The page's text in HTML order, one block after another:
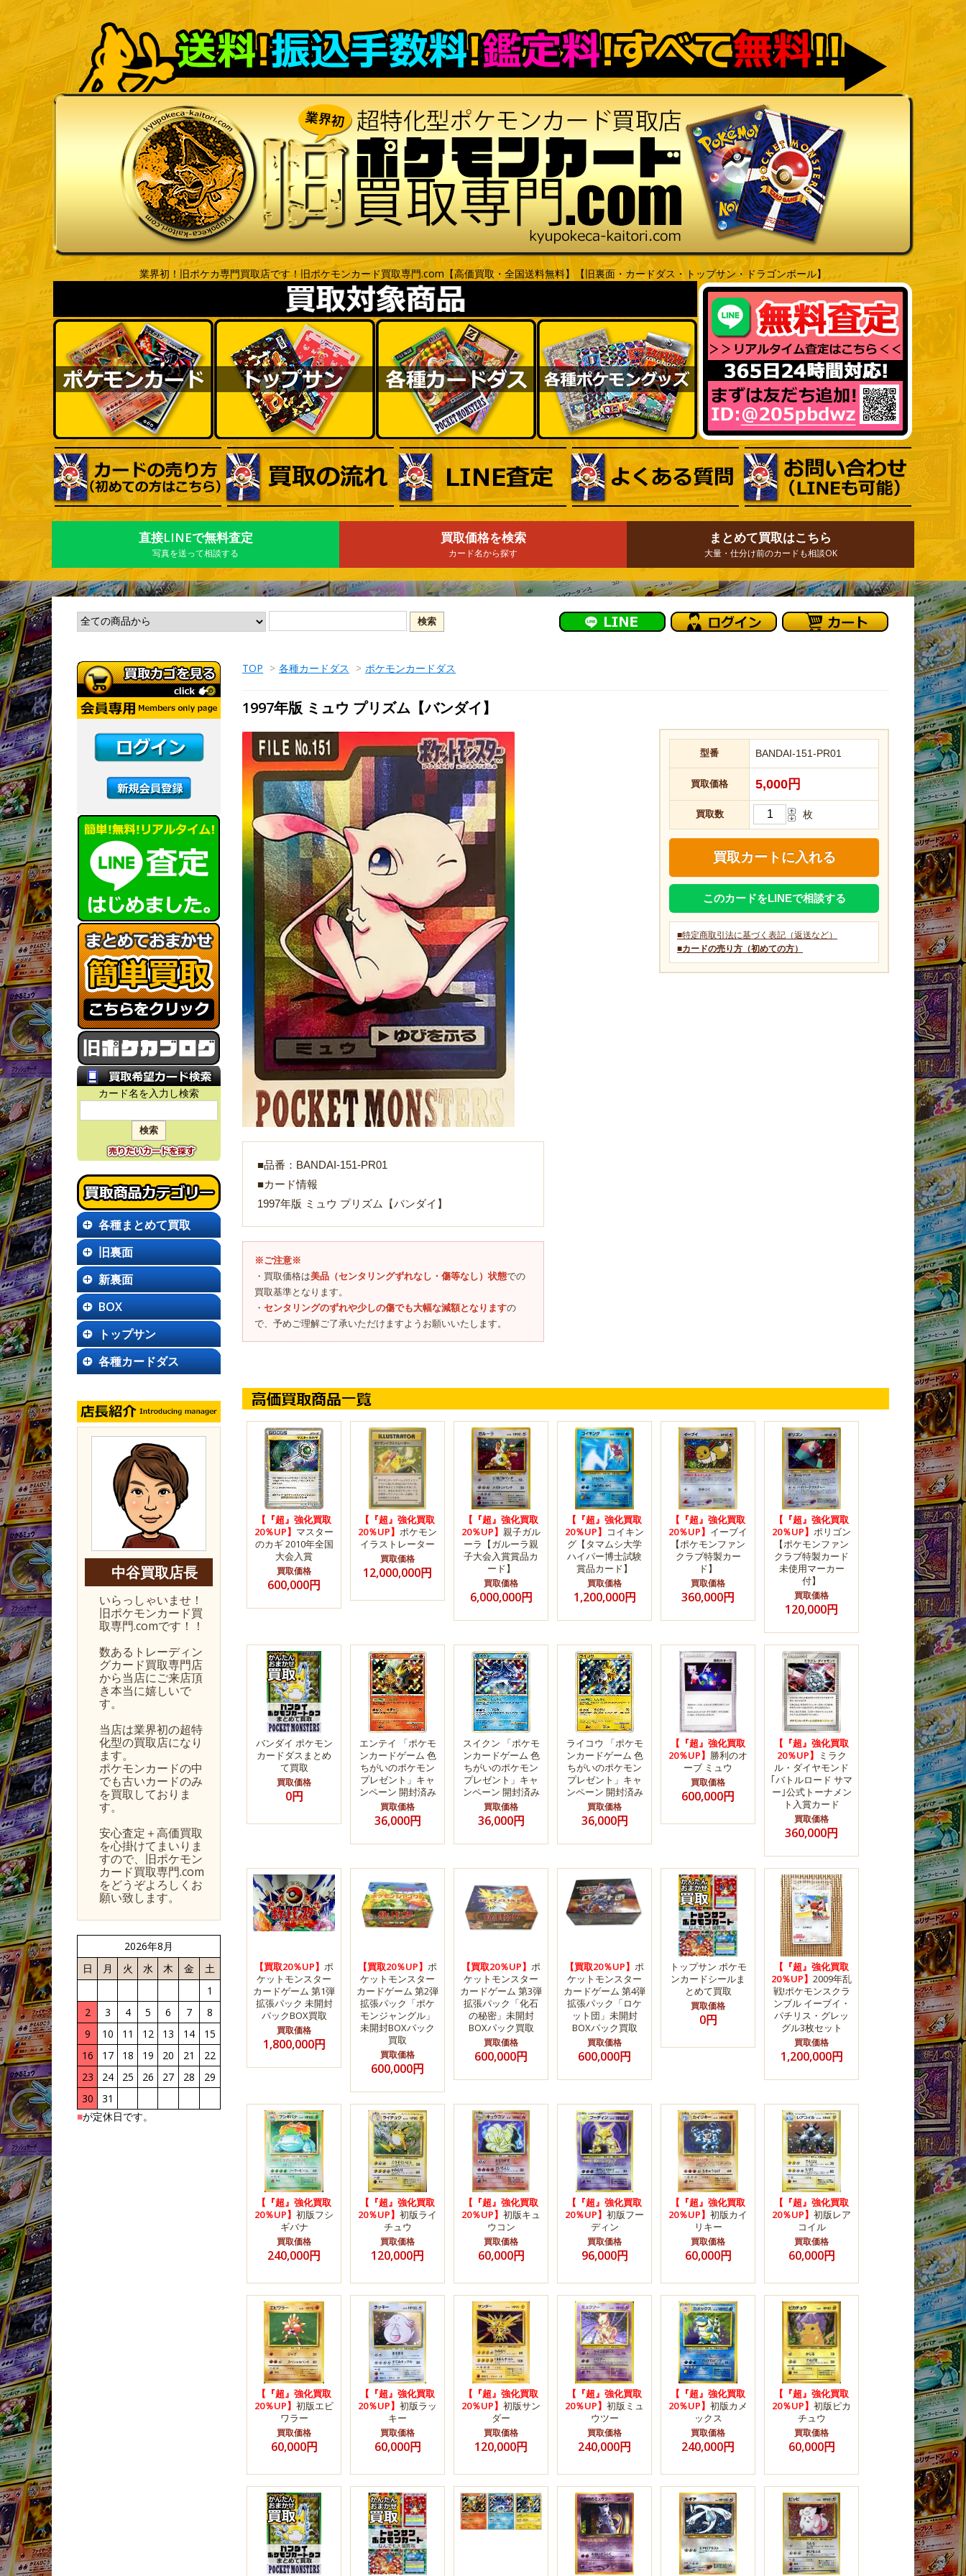
業界初！旧ポケカ専門買取店です！旧ポケモンカード買取専門.com【高価買取・全国送料無料】【旧裏面・カードダス・トップサン・ドラゴンボール】
直接LINEで無料査定
写真を送って相談する
買取価格を検索
カード名から探す
まとめて買取はこちら
大量・仕分け前のカードも相談OK
TOP > 各種カードダス > ポケモンカードダス
1997年版 ミュウ プリズム【バンダイ】
型番 BANDAI-151-PR01
買取価格 5,000円
買取数 枚
このカードをLINEで相談する
■特定商取引法に基づく表記（返送など）
■カードの売り方（初めての方）
■品番：BANDAI-151-PR01
■カード情報
1997年版 ミュウ プリズム【バンダイ】
※ご注意※
・買取価格は美品（センタリングずれなし・傷等なし）状態での
買取基準となります。
・ センタリングのずれや少しの傷でも大幅な減額となりますの
で、予めご理解ご了承いただけますようお願いいたします。
Loading...
【『超』強化買取
20％UP】 マスター
のカギ 2010年全国
大会入賞
買取価格
600,000円
【『超』強化買取
20％UP】 ポケモン
イラストレーター
買取価格
12,000,000円
【『超』強化買取
20％UP】 親子ガル
ーラ【ガルーラ親
子大会入賞賞品カ
ード】
買取価格
6,000,000円
【『超』強化買取
20％UP】 コイキン
グ【タマムシ大学
ハイパー博士試験
賞品カード】
買取価格
1,200,000円
【『超』強化買取
20％UP】 イーブイ
【ポケモンファン
クラブ特製カー
ド】
買取価格
360,000円
【『超』強化買取
20％UP】 ポリゴン
【ポケモンファン
クラブ特製カード
未使用マーカー
付】
買取価格
120,000円
バンダイ ポケモン
カードダスまとめ
て買取
買取価格
0円
エンテイ 「ポケモ
ンカードゲーム 色
ちがいのポケモン
プレゼント」キャ
ンペーン 開封済み
買取価格
36,000円
スイクン 「ポケモ
ンカードゲーム 色
ちがいのポケモン
プレゼント」キャ
ンペーン 開封済み
買取価格
36,000円
ライコウ 「ポケモ
ンカードゲーム 色
ちがいのポケモン
プレゼント」キャ
ンペーン 開封済み
買取価格
36,000円
【『超』強化買取
20％UP】 勝利のオ
ーブ ミュウ
買取価格
600,000円
【『超』強化買取
20％UP】 ミラク
ル・ダイヤモンド
｢バトルロード サマ
ー｣公式トーナメン
ト入賞カード
買取価格
360,000円
【買取20％UP】 ポ
ケットモンスター
カードゲーム 第1弾
拡張パック 未開封
パックBOX買取
買取価格
1,800,000円
【買取20％UP】 ポ
ケットモンスター
カードゲーム 第2弾
拡張パック「ポケ
モンジャングル」
未開封BOXパック
買取
買取価格
600,000円
【買取20％UP】 ポ
ケットモンスター
カードゲーム 第3弾
拡張パック「化石
の秘密」未開封
BOXパック買取
買取価格
600,000円
【買取20％UP】 ポ
ケットモンスター
カードゲーム 第4弾
拡張パック「ロケ
ット団」未開封
BOXパック買取
買取価格
600,000円
トップサン ポケモ
ンカードシールま
とめて買取
買取価格
0円
【『超』強化買取
20％UP】 2009年乱
戦!ポケモンスクラ
ンブル イーブイ・
パチリス・グレッ
グル3枚セット
買取価格
1,200,000円
【『超』強化買取
20％UP】 初版フシ
ギバナ
買取価格
240,000円
【『超』強化買取
20％UP】 初版ライ
チュウ
買取価格
120,000円
【『超』強化買取
20％UP】 初版キュ
ウコン
買取価格
60,000円
【『超』強化買取
20％UP】 初版フー
ディン
買取価格
96,000円
【『超』強化買取
20％UP】 初版カイ
リキー
買取価格
60,000円
【『超』強化買取
20％UP】 初版レア
コイル
買取価格
60,000円
【『超』強化買取
20％UP】 初版エビ
ワラー
買取価格
60,000円
【『超』強化買取
20％UP】 初版ラッ
キー
買取価格
60,000円
【『超』強化買取
20％UP】 初版サン
ダー
買取価格
120,000円
【『超』強化買取
20％UP】 初版ミュ
ウツー
買取価格
240,000円
【『超』強化買取
20％UP】 初版カメ
ックス
買取価格
240,000円
【『超』強化買取
20％UP】 初版ピカ
チュウ
買取価格
60,000円
カード名を入力し検索
各種まとめて買取
旧裏面
新裏面
BOX
トップサン
各種カードダス
中谷買取店長
いらっしゃいませ！
旧ポケモンカード買
取専門.comです！！
数あるトレーディン
グカード買取専門店
から当店にご来店頂
き本当に嬉しいで
す。
当店は業界初の超特
化型の買取店になり
ます。
ポケモンカードの中
でも古いカードのみ
を買取しておりま
す。
安心査定＋高価買取
を心掛けてまいりま
すので、旧ポケモン
カード買取専門.com
をどうぞよろしくお
願い致します。
2026年8月
日
月 火 水 木 金
土
1
2
3 4 5 6 7
8
9
10 11 12 13 14
15
16
17 18 19 20 21
22
23
24 25 26 27 28
29
30
31
■が定休日です。